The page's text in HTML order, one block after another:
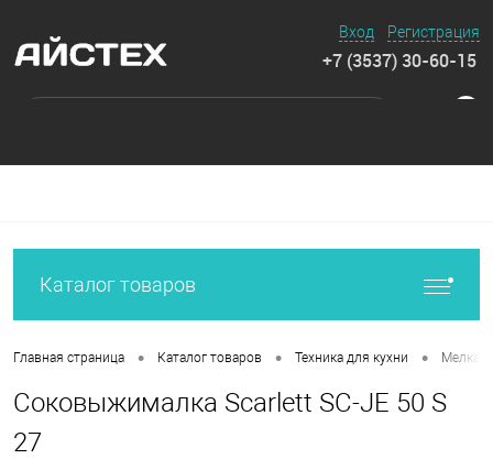
Вход Регистрация
+7 (3537) 30-60-15
Каталог товаров
Главная страница • Каталог товаров • Техника для кухни • Мелкая
Соковыжималка Scarlett SC-JE 50 S
27